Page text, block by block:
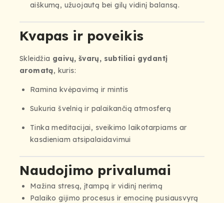
aiškumą, užuojautą bei gilų vidinį balansą.
Kvapas ir poveikis
Skleidžia gaivų, švarų, subtiliai gydantį
aromatą, kuris:
Ramina kvėpavimą ir mintis
Sukuria švelnią ir palaikančią atmosferą
Tinka meditacijai, sveikimo laikotarpiams ar
kasdieniam atsipalaidavimui
Naudojimo privalumai
Mažina stresą, įtampą ir vidinį nerimą
Palaiko gijimo procesus ir emocinę pusiausvyrą